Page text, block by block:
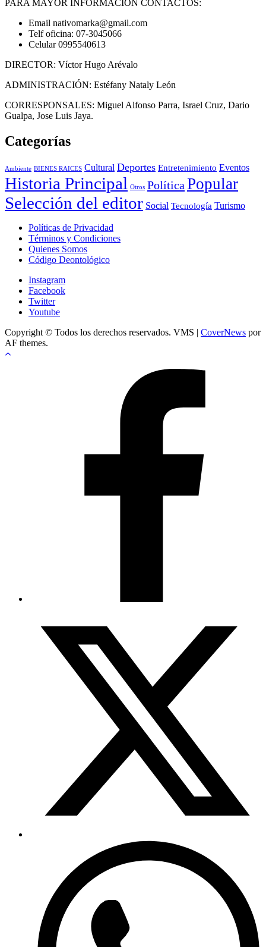
PARA MAYOR INFORMACIÓN CONTACTOS:
Email nativomarka@gmail.com
Telf oficina: 07-3045066
Celular 0995540613
DIRECTOR: Víctor Hugo Arévalo
ADMINISTRACIÓN: Estéfany Nataly León
CORRESPONSALES: Miguel Alfonso Parra, Israel Cruz, Dario
Gualpa, Jose Luis Jaya.
Categorías
Ambiente BIENES RAICES Cultural Deportes Entretenimiento Eventos
Historia Principal Otros Política Popular
Selección del editor Social Tecnología Turismo
Políticas de Privacidad
Términos y Condiciones
Quienes Somos
Código Deontológico
Instagram
Facebook
Twitter
Youtube
Copyright © Todos los derechos reservados. VMS | CoverNews por
AF themes.